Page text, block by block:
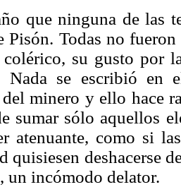
que ninguna de las
Pisón. Todas no
colérico, su gusto por
Nada se escribió en
del minero y ello hace
sumar sólo aquellos
atenuante, como si
quisiesen deshacerse
un incómodo delator.